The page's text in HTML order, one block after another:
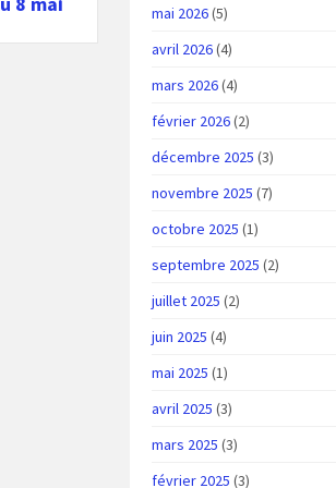
mai 2026(5)
avril 2026(4)
mars 2026(4)
février 2026(2)
décembre 2025 (3)
novembre 2025 (7)
octobre 2025 (1)
septembre 2025 (2)
juillet 2025 (2)
juin 2025 (4)
mai 2025 (1)
avril 2025 (3)
mars 2025 (3)
février 2025 (3)